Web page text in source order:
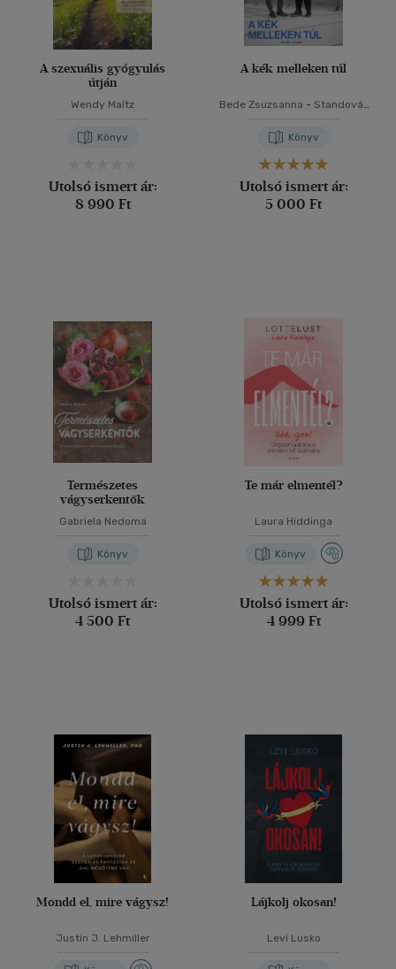
A szexuális gyógyulás
útján
Wendy Maltz
Könyv
Utolsó ismert ár:
8 990 Ft
A kék melleken túl
Bede Zsuzsanna - Standovár
Könyv
Utolsó ismert ár:
5 000 Ft
Természetes
vágyserkentők
Gabriela Nedoma
Könyv
Utolsó ismert ár:
4 500 Ft
Te már elmentél?
Laura Hiddinga
Könyv
Utolsó ismert ár:
4 999 Ft
Mondd el, mire vágysz!
Justin J. Lehmiller
Lájkolj okosan!
Levi Lusko